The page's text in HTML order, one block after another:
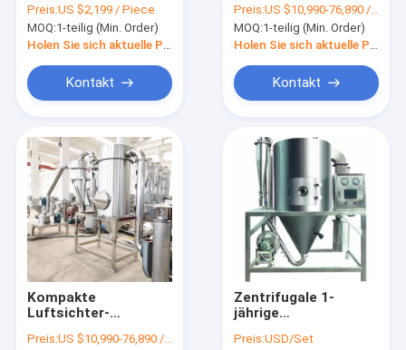
Nahrungpulverizer-
Maschinen-Gewürz
reibende Pulverizer-
Preis:US $2,199 / Piece
MOQ:1-teilig (Min. Order)
Kontakt
Windsichtungs-
Mühle250mpa-
300mpa
Preis:US $10,990-76,890 / Piece
MOQ:1-teilig (Min. Order)
Kontakt
Kompakte
Luftsichter-
pharmazeutische /
Preis:US $10,990-76,890 / Piece
Zentrifugale 1-
jährige
der Sprühtrockner-
Preis:USD/Set